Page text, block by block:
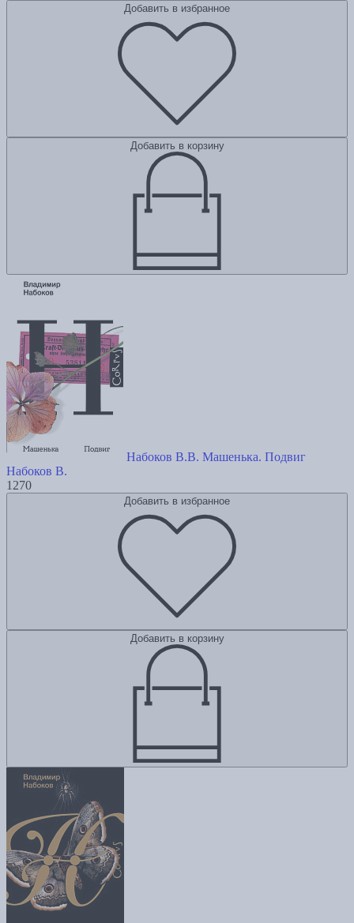
Добавить в избранное
Добавить в корзину
Набоков В.В. Машенька. Подвиг
Набоков В.
1270
Добавить в избранное
Добавить в корзину